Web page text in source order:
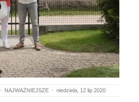
· NAJWAŻNIEJSZE · niedziela, 12 lip 2020